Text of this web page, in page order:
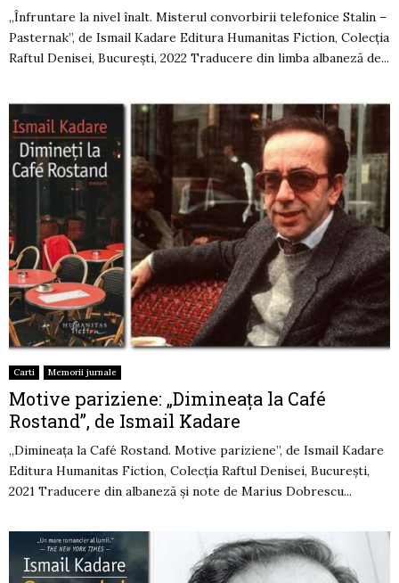
„Înfruntare la nivel înalt. Misterul convorbirii telefonice Stalin –
Pasternak”, de Ismail Kadare Editura Humanitas Fiction, Colecția
Raftul Denisei, București, 2022 Traducere din limba albaneză de...
Carti Memorii jurnale
Motive pariziene: „Dimineața la Café
Rostand”, de Ismail Kadare
„Dimineața la Café Rostand. Motive pariziene”, de Ismail Kadare
Editura Humanitas Fiction, Colecția Raftul Denisei, București,
2021 Traducere din albaneză și note de Marius Dobrescu...